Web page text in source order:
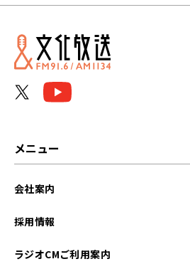
2026年06月
2026年05月
メニュー
会社案内
採用情報
ラジオCMご利用案内